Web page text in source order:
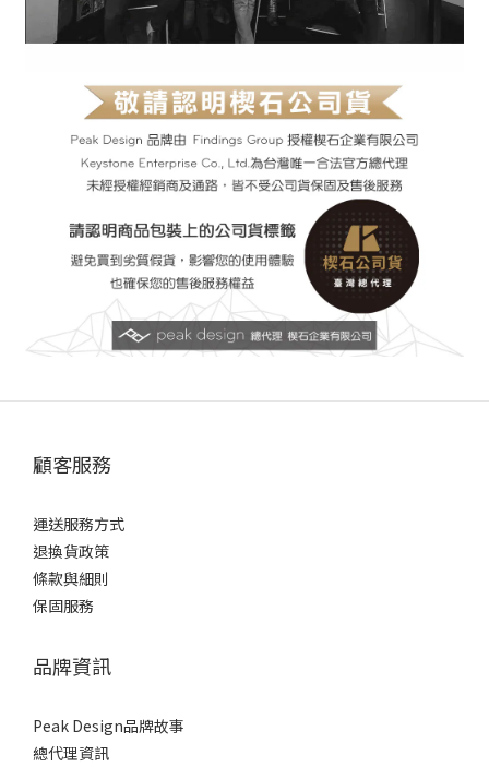
顧客服務
運送服務方式
退換貨政策
條款與細則
保固服務
品牌資訊
Peak Design品牌故事
總代理資訊